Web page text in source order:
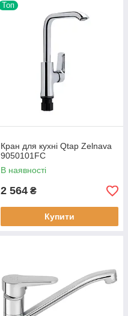
Топ
Кран для кухні Qtap Zelnava
9050101FC
В наявності
2 564 ₴
Купити